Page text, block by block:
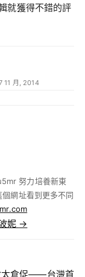
就獲得不錯的評
11 月, 2014
努力培養新東
網址看到更多不同
妮 →
太倉促——台灣首